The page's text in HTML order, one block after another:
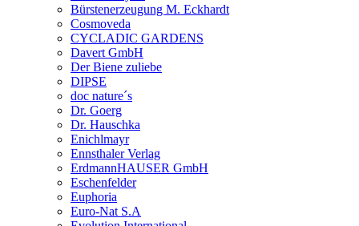
Bürstenerzeugung M. Eckhardt
Cosmoveda
CYCLADIC GARDENS
Davert GmbH
Der Biene zuliebe
DIPSE
doc nature´s
Dr. Goerg
Dr. Hauschka
Enichlmayr
Ennsthaler Verlag
ErdmannHAUSER GmbH
Eschenfelder
Euphoria
Euro-Nat S.A